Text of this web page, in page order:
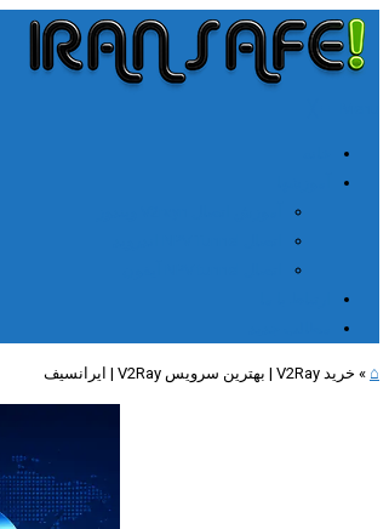
⌂
» خرید V2Ray | بهترین سرویس V2Ray | ایرانسیف